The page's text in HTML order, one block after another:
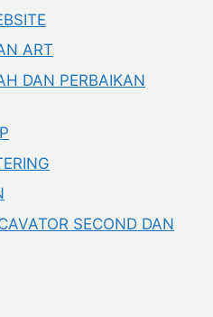
ART
DAN PERBAIKAN
SECOND DAN